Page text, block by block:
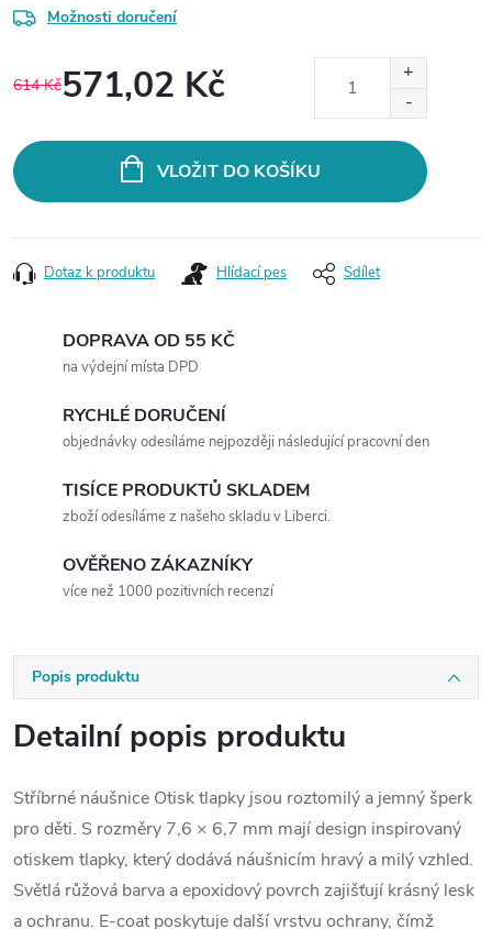
Možnosti doručení
614 Kč571,02 Kč
VLOŽIT DO KOŠÍKU
Dotaz k produktu Hlídací pes Sdílet
DOPRAVA OD 55 KČ
na výdejní místa DPD
RYCHLÉ DORUČENÍ
objednávky odesíláme nejpozději následující pracovní den
TISÍCE PRODUKTŮ SKLADEM
zboží odesíláme z našeho skladu v Liberci.
OVĚŘENO ZÁKAZNÍKY
více než 1000 pozitivních recenzí
Popis produktu
Detailní popis produktu
Stříbrné náušnice Otisk tlapky jsou roztomilý a jemný šperk
pro děti. S rozměry 7,6 × 6,7 mm mají design inspirovaný
otiskem tlapky, který dodává náušnicím hravý a milý vzhled.
Světlá růžová barva a epoxidový povrch zajišťují krásný lesk
a ochranu. E-coat poskytuje další vrstvu ochrany, čímž